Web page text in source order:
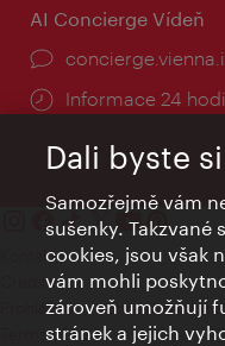
AI Concierge Vídeň
Informace 24
Kontakty
Credits
Prohlášení o ochraně
Terms of Use
Dali byste
Samozřejmě vám
sušenky. Takzvané
cookies, jsou však
vám mohli
zároveň umožňují
stránek a jejich